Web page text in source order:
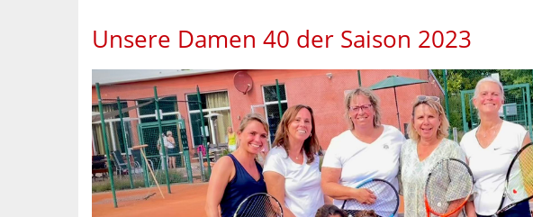
Unsere Damen 40 der Saison 2023